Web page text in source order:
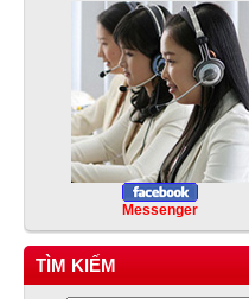
Messenger
TÌM KIẾM